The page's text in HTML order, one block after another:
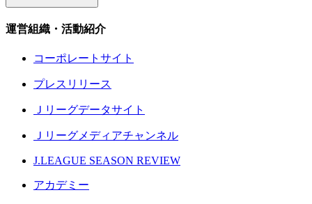
運営組織・活動紹介
コーポレートサイト
プレスリリース
Ｊリーグデータサイト
Ｊリーグメディアチャンネル
J.LEAGUE SEASON REVIEW
アカデミー